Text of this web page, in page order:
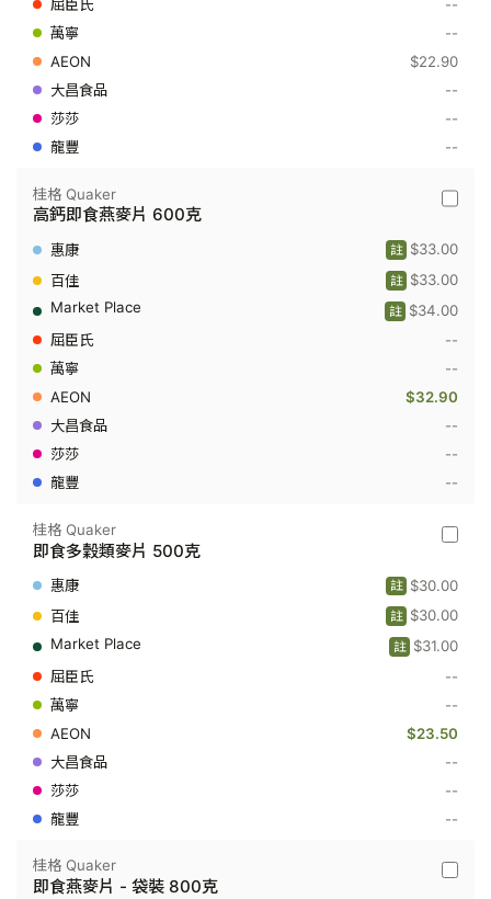
即
片
克
--
--
$22.90
--
--
--
桂
Quaker
-
高
即
燕
600
桂格 Quaker
高鈣即食燕麥片 600克
$33.00
註
$33.00
註
$34.00
註
--
--
$32.90
--
--
--
桂
Quaker
-
即
多
類
500
桂格 Quaker
即食多穀類麥片 500克
$30.00
註
$30.00
註
$31.00
註
--
--
$23.50
--
--
--
桂
桂格 Quaker
即食燕麥片 - 袋裝 800克